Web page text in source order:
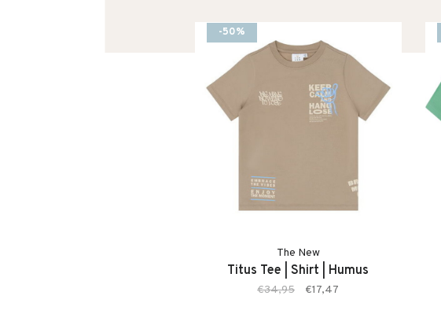
• Geschikt voor dagelijks gebruik
-50%
The New
Titus Tee | Shirt | Humus
€34,95 €17,47